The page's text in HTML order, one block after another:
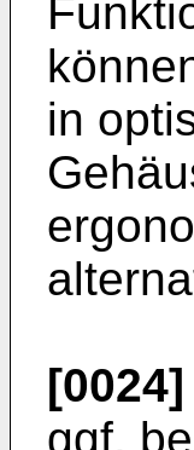
in
[0024]
ggf.